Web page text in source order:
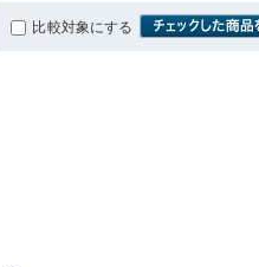
比較対象にする